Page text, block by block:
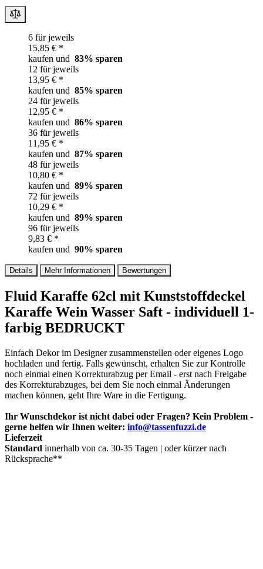
6 für jeweils
15,85 € *
kaufen und 83% sparen
12 für jeweils
13,95 € *
kaufen und 85% sparen
24 für jeweils
12,95 € *
kaufen und 86% sparen
36 für jeweils
11,95 € *
kaufen und 87% sparen
48 für jeweils
10,80 € *
kaufen und 89% sparen
72 für jeweils
10,29 € *
kaufen und 89% sparen
96 für jeweils
9,83 € *
kaufen und 90% sparen
Details Mehr Informationen Bewertungen
Fluid Karaffe 62cl mit Kunststoffdeckel
Karaffe Wein Wasser Saft - individuell 1-
farbig BEDRUCKT
Einfach Dekor im Designer zusammenstellen oder eigenes Logo
hochladen und fertig. Falls gewünscht, erhalten Sie zur Kontrolle
noch einmal einen Korrekturabzug per Email - erst nach Freigabe
des Korrekturabzuges, bei dem Sie noch einmal Änderungen
machen können, geht Ihre Ware in die Fertigung.
Ihr Wunschdekor ist nicht dabei oder Fragen? Kein Problem -
gerne helfen wir Ihnen weiter: info@tassenfuzzi.de
Lieferzeit
Standard innerhalb von ca. 30-35 Tagen | oder kürzer nach
Rücksprache**